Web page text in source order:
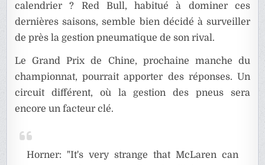
calendrier ? Red Bull, habitué à dominer ces
dernières saisons, semble bien décidé à surveiller
de près la gestion pneumatique de son rival.
Le Grand Prix de Chine, prochaine manche du
championnat, pourrait apporter des réponses. Un
circuit différent, où la gestion des pneus sera
encore un facteur clé.
Horner: "It's very strange that McLaren can